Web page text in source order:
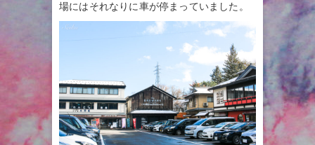
場にはそれなりに車が停まっていました。